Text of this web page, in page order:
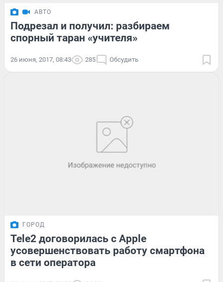
АВТО
Подрезал и получил: разбираем
спорный таран «учителя»
26 июня, 2017, 08:43 285 Обсудить
ГОРОД
Tele2 договорилась с Apple
усовершенствовать работу смартфона
в сети оператора